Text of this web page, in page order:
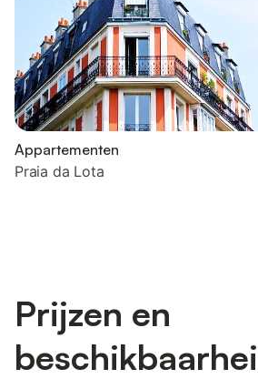
Appartementen
Praia da Lota
Prijzen en